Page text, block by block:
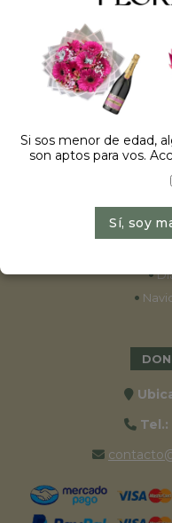
•
•
•
•
•
Tel.:
Si sos menor de edad,
son aptos para vos.